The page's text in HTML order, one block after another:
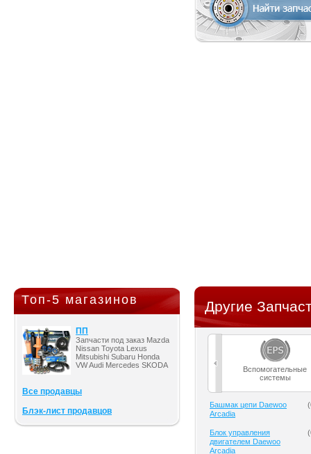
Топ-5 магазинов
ПП
Запчасти под заказ Mazda
Nissan Toyota Lexus
Mitsubishi Subaru Honda
VW Audi Mercedes SKODA
Все продавцы
Блэк-лист продавцов
Другие
Вспомогательные
системы
Башмак цепи Daewoo
Arcadia
(
Блок управления
двигателем Daewoo
Arcadia
(